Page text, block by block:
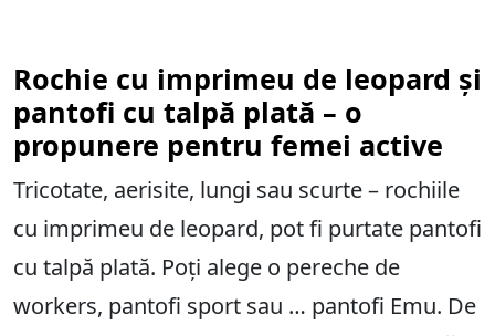
Rochie cu imprimeu de leopard și
pantofi cu talpă plată – o
propunere pentru femei active
Tricotate, aerisite, lungi sau scurte – rochiile
cu imprimeu de leopard, pot fi purtate pantofi
cu talpă plată. Poți alege o pereche de
workers, pantofi sport sau … pantofi Emu. De